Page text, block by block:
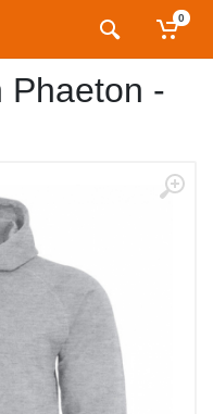
0
Phaeton -